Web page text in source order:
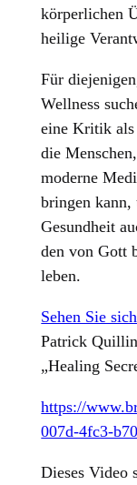
körperlichen
heilige
Für
Wellness
eine Kritik
die
moderne
bringen kann,
Gesundheit
den von Gott
leben.
Sehen Sie
Patrick
„Healing
https://
007d-4fc3-
Dieses Video